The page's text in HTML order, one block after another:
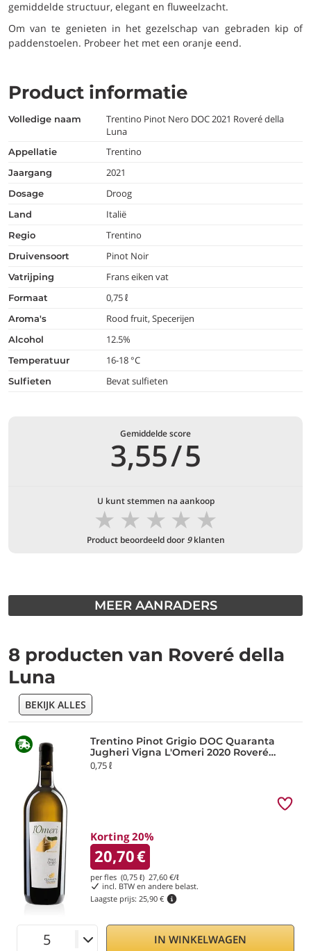
gemiddelde structuur, elegant en fluweelzacht.
Om van te genieten in het gezelschap van gebraden kip of
paddenstoelen. Probeer het met een oranje eend.
Product informatie
volledige naam
Trentino Pinot Nero DOC 2021 Roveré della
Luna
appellatie Trentino
jaargang 2021
dosage Droog
land Italië
regio Trentino
druivensoort Pinot Noir
vatrijping Frans eiken vat
formaat 0,75 ℓ
aroma's Rood fruit, Specerijen
alcohol 12.5%
temperatuur 16-18 °C
Sulfieten Bevat sulfieten
Gemiddelde score
3,55/5
U kunt stemmen na aankoop
★
★
★
★
★
Product beoordeeld door 9klanten
MEER AANRADERS
8 producten van Roveré della
Luna
BEKIJK ALLES
Trentino Pinot Grigio DOC Quaranta
Jugheri Vigna L'Omeri 2020 Roveré
della Luna
0,75 ℓ
Korting 20%
20,70€
per fles (0,75 ℓ) 27,60 €/ℓ
incl. BTW en andere belast.
Laagste prijs: 25,90 €
IN WINKELWAGEN